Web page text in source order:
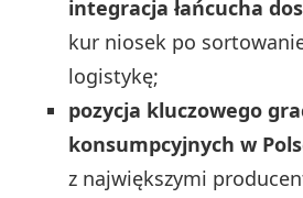
integracja łańcucha
kur niosek po
logistykę;
pozycja kluczowego
konsumpcyjnych w
z największymi